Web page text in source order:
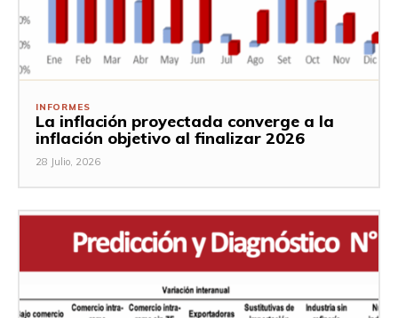
INFORMES
La inflación proyectada converge a la
inflación objetivo al finalizar 2026
28 Julio, 2026